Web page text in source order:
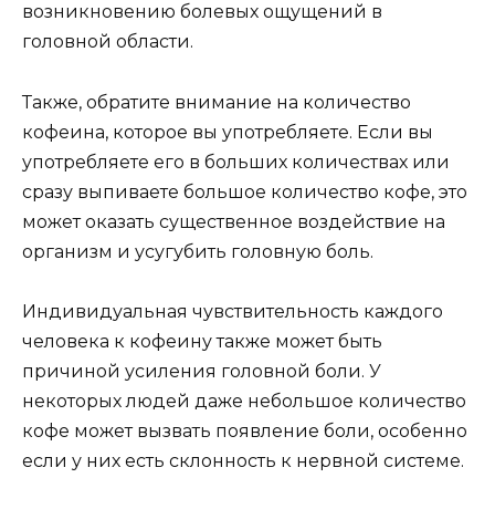
возникновению болевых ощущений в
головной области.
Также, обратите внимание на количество
кофеина, которое вы употребляете. Если вы
употребляете его в больших количествах или
сразу выпиваете большое количество кофе, это
может оказать существенное воздействие на
организм и усугубить головную боль.
Индивидуальная чувствительность каждого
человека к кофеину также может быть
причиной усиления головной боли. У
некоторых людей даже небольшое количество
кофе может вызвать появление боли, особенно
если у них есть склонность к нервной системе.